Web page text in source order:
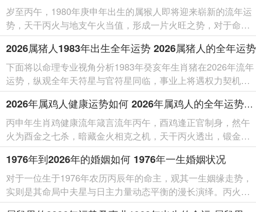
岁至丙午，1980年庚申年出生的属猴人即将迎来崭新的流年运
势，天干丙火与地支午火当值，形成一片火旺之势，对于命局
喜火的猴人来讲此为奋发有为的机...
2026属猪人1983年出生全年运势 2026属猪人的全年运势
下面将以命理专业视角分析1983年癸亥年生肖猪在2026年流年
运势，纵观全年天符星与官符星同临，事业上将遇权力契机却
易惹是非；天财星暗合太岁，财运...
2026年属鸡人健康运势如何 2026年属鸡人的全年运势如何
丙申年生肖鸡健康流年箴言流年丙午，酉鸡逢正官制身，然午
火为酉金之七杀，暗藏金火相克之机，天干丙火透出，锻金太
过需防心肺燥热、炎症突发，幸有「龙...
1976年到2026年的婚姻如何 1976年一生婚姻状况
对于一位生于1976年农历丙辰年的命主，观其一生姻缘走势，
实则是其命局中夫星与日主力量动态平衡的漫长演绎。丙火日
主，生于辰月食神当令，看似性情...